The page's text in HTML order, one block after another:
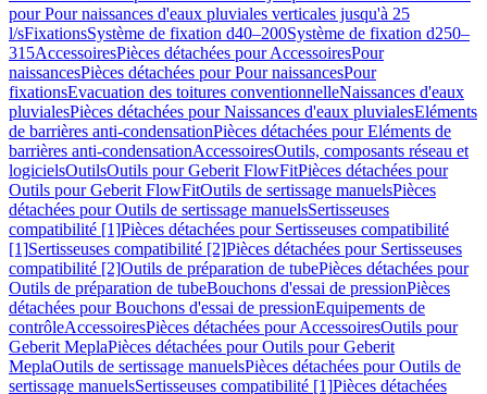
pour Pour naissances d'eaux pluviales verticales jusqu'à 25
l/sFixationsSystème de fixation d40–200Système de fixation d250–
315AccessoiresPièces détachées pour AccessoiresPour
naissancesPièces détachées pour Pour naissancesPour
fixationsEvacuation des toitures conventionnelleNaissances d'eaux
pluvialesPièces détachées pour Naissances d'eaux pluvialesEléments
de barrières anti-condensationPièces détachées pour Eléments de
barrières anti-condensationAccessoiresOutils, composants réseau et
logicielsOutilsOutils pour Geberit FlowFitPièces détachées pour
Outils pour Geberit FlowFitOutils de sertissage manuelsPièces
détachées pour Outils de sertissage manuelsSertisseuses
compatibilité [1]Pièces détachées pour Sertisseuses compatibilité
[1]Sertisseuses compatibilité [2]Pièces détachées pour Sertisseuses
compatibilité [2]Outils de préparation de tubePièces détachées pour
Outils de préparation de tubeBouchons d'essai de pressionPièces
détachées pour Bouchons d'essai de pressionEquipements de
contrôleAccessoiresPièces détachées pour AccessoiresOutils pour
Geberit MeplaPièces détachées pour Outils pour Geberit
MeplaOutils de sertissage manuelsPièces détachées pour Outils de
sertissage manuelsSertisseuses compatibilité [1]Pièces détachées